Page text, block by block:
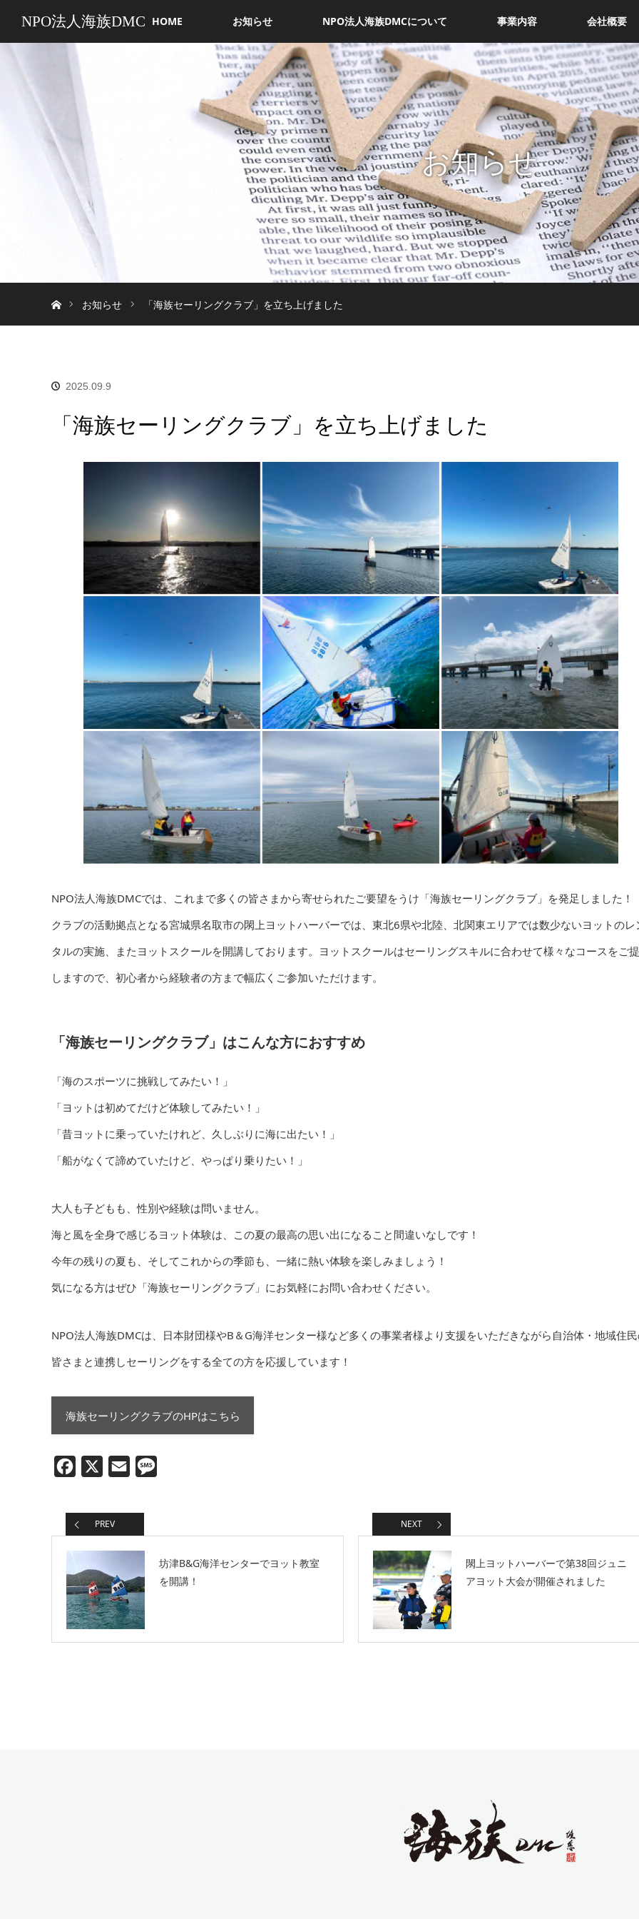
NPO法人海族DMC HOME お知らせ NPO法人海族DMCについて 事業内容 会社概要
お知らせ
お知らせ
「海族セーリングクラブ」を立ち上げました
2025.09.9
「海族セーリングクラブ」を立ち上げました
NPO法人海族DMCでは、これまで多くの皆さまから寄せられたご要望をうけ「海族セーリングクラブ」を発足しました！
クラブの活動拠点となる宮城県名取市の閖上ヨットハーバーでは、東北6県や北陸、北関東エリアでは数少ないヨットのレ
タルの実施、またヨットスクールを開講しております。ヨットスクールはセーリングスキルに合わせて様々なコースをご
しますので、初心者から経験者の方まで幅広くご参加いただけます。
「海族セーリングクラブ」はこんな方におすすめ
「海のスポーツに挑戦してみたい！」
「ヨットは初めてだけど体験してみたい！」
「昔ヨットに乗っていたけれど、久しぶりに海に出たい！」
「船がなくて諦めていたけど、やっぱり乗りたい！」
大人も子どもも、性別や経験は問いません。
海と風を全身で感じるヨット体験は、この夏の最高の思い出になること間違いなしです！
今年の残りの夏も、そしてこれからの季節も、一緒に熱い体験を楽しみましょう！
気になる方はぜひ「海族セーリングクラブ」にお気軽にお問い合わせください。
NPO法人海族DMCは、日本財団様やB＆G海洋センター様など多くの事業者様より支援をいただきながら自治体・地域住
皆さまと連携しセーリングをする全ての方を応援しています！
海族セーリングクラブのHPはこちら
Facebook Email
PREV
坊津B&G海洋センターでヨット教室
を開講！
NEXT
閖上ヨットハーバーで第38回ジュニ
アヨット大会が開催されました